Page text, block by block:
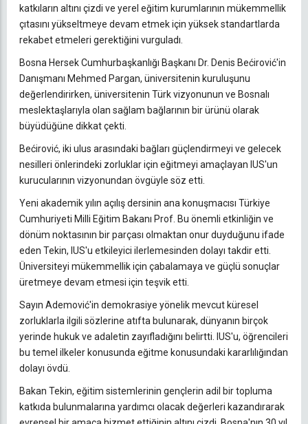
katkıların altını çizdi ve yerel eğitim kurumlarının mükemmellik
çıtasını yükseltmeye devam etmek için yüksek standartlarda
rekabet etmeleri gerektiğini vurguladı.
Bosna Hersek Cumhurbaşkanlığı Başkanı Dr. Denis Bećirović'in
Danışmanı Mehmed Pargan, üniversitenin kuruluşunu
değerlendirirken, üniversitenin Türk vizyonunun ve Bosnalı
meslektaşlarıyla olan sağlam bağlarının bir ürünü olarak
büyüdüğüne dikkat çekti.
Bećirović, iki ulus arasındaki bağları güçlendirmeyi ve gelecek
nesilleri önlerindeki zorluklar için eğitmeyi amaçlayan IUS'un
kurucularının vizyonundan övgüyle söz etti.
Yeni akademik yılın açılış dersinin ana konuşmacısı Türkiye
Cumhuriyeti Milli Eğitim Bakanı Prof. Bu önemli etkinliğin ve
dönüm noktasının bir parçası olmaktan onur duyduğunu ifade
eden Tekin, IUS'u etkileyici ilerlemesinden dolayı takdir etti.
Üniversiteyi mükemmellik için çabalamaya ve güçlü sonuçlar
üretmeye devam etmesi için teşvik etti.
Sayın Ademović'in demokrasiye yönelik mevcut küresel
zorluklarla ilgili sözlerine atıfta bulunarak, dünyanın birçok
yerinde hukuk ve adaletin zayıfladığını belirtti. IUS'u, öğrencileri
bu temel ilkeler konusunda eğitme konusundaki kararlılığından
dolayı övdü.
Bakan Tekin, eğitim sistemlerinin gençlerin adil bir topluma
katkıda bulunmalarına yardımcı olacak değerleri kazandırarak